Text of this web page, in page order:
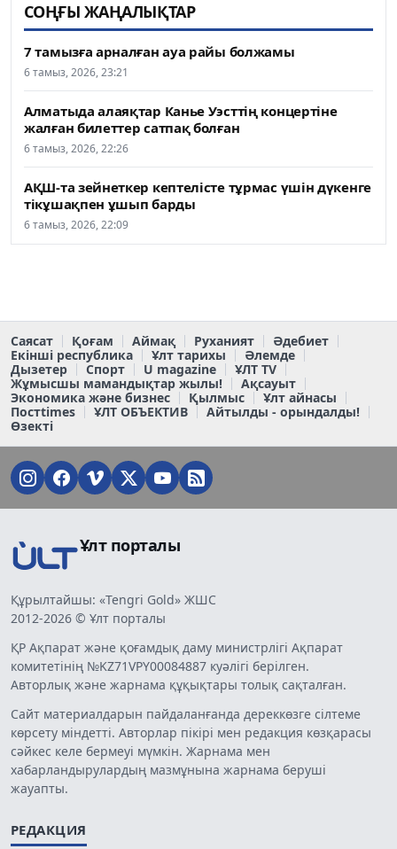
СОҢҒЫ ЖАҢАЛЫҚТАР
7 тамызға арналған ауа райы болжамы
6 тамыз, 2026, 23:21
Алматыда алаяқтар Канье Уэсттің концертіне
жалған билеттер сатпақ болған
6 тамыз, 2026, 22:26
АҚШ-та зейнеткер кептелісте тұрмас үшін дүкенге
тікұшақпен ұшып барды
6 тамыз, 2026, 22:09
Саясат Қоғам Аймақ Руханият
Әдебиет
Екінші республика
Ұлт тарихы
Әлемде
Дызетер
Спорт U magazine
ҰЛТ TV
Жұмысшы мамандықтар жылы!
Ақсауыт
Экономика және бизнес
Қылмыс
Ұлт айнасы
Постtimes
ҰЛТ ОБЪЕКТИВ
Айтылды - орындалды!
Өзекті
Ұлт порталы
Құрылтайшы: «Tengri Gold» ЖШС
2012-2026 © Ұлт порталы
ҚР Ақпарат және қоғамдық даму министрлігі Ақпарат
комитетінің №KZ71VPY00084887 куәлігі берілген.
Авторлық және жарнама құқықтары толық сақталған.
Сайт материалдарын пайдаланғанда дереккөзге сілтеме
көрсету міндетті. Авторлар пікірі мен редакция көзқарасы
сәйкес келе бермеуі мүмкін. Жарнама мен
хабарландырулардың мазмұнына жарнама беруші
жауапты.
РЕДАКЦИЯ